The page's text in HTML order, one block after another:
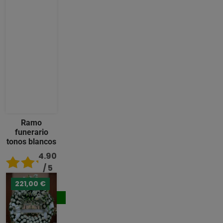
Ramo
funerario
tonos blancos
4.90
/ 5
92,00 €
Comprar
221,00 €